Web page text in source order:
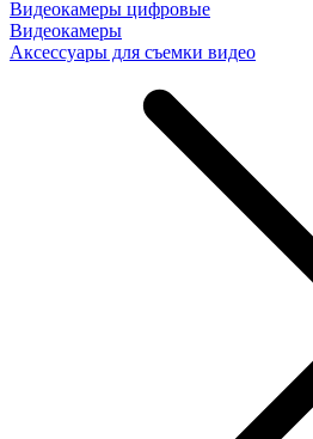
Видеокамеры цифровые
Видеокамеры
Аксессуары для съемки видео